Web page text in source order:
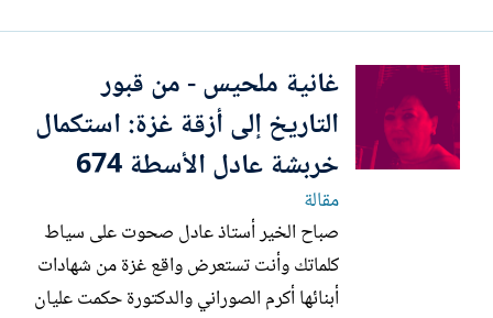
في ذلك أهلك وأمتك. من أزقة مخيم جباليا،
حيث يولد الأطفال على وقع القصف، وحيث
الحلم...
غانية ملحيس - من قبور
التاريخ إلى أزقة غزة: استكمال
خربشة عادل الأسطة 674
مقالة
صباح الخير أستاذ عادل صحوت على سياط
كلماتك وأنت تستعرض واقع غزة من شهادات
أبنائها أكرم الصوراني والدكتورة حكمت عليان